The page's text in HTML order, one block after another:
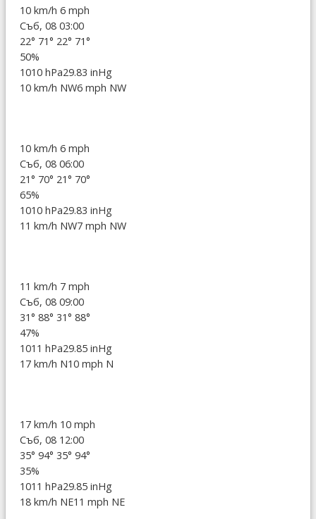
10 km/h 6 mph
Съб, 08 03:00
22° 71° 22° 71°
50%
1010 hPa29.83 inHg
10 km/h NW6 mph NW
10 km/h 6 mph
Съб, 08 06:00
21° 70° 21° 70°
65%
1010 hPa29.83 inHg
11 km/h NW7 mph NW
11 km/h 7 mph
Съб, 08 09:00
31° 88° 31° 88°
47%
1011 hPa29.85 inHg
17 km/h N10 mph N
17 km/h 10 mph
Съб, 08 12:00
35° 94° 35° 94°
35%
1011 hPa29.85 inHg
18 km/h NE11 mph NE